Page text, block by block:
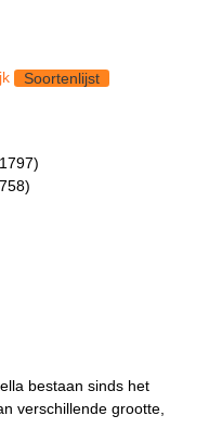
Soortenlijst
bestaan sinds het
verschillende grootte,